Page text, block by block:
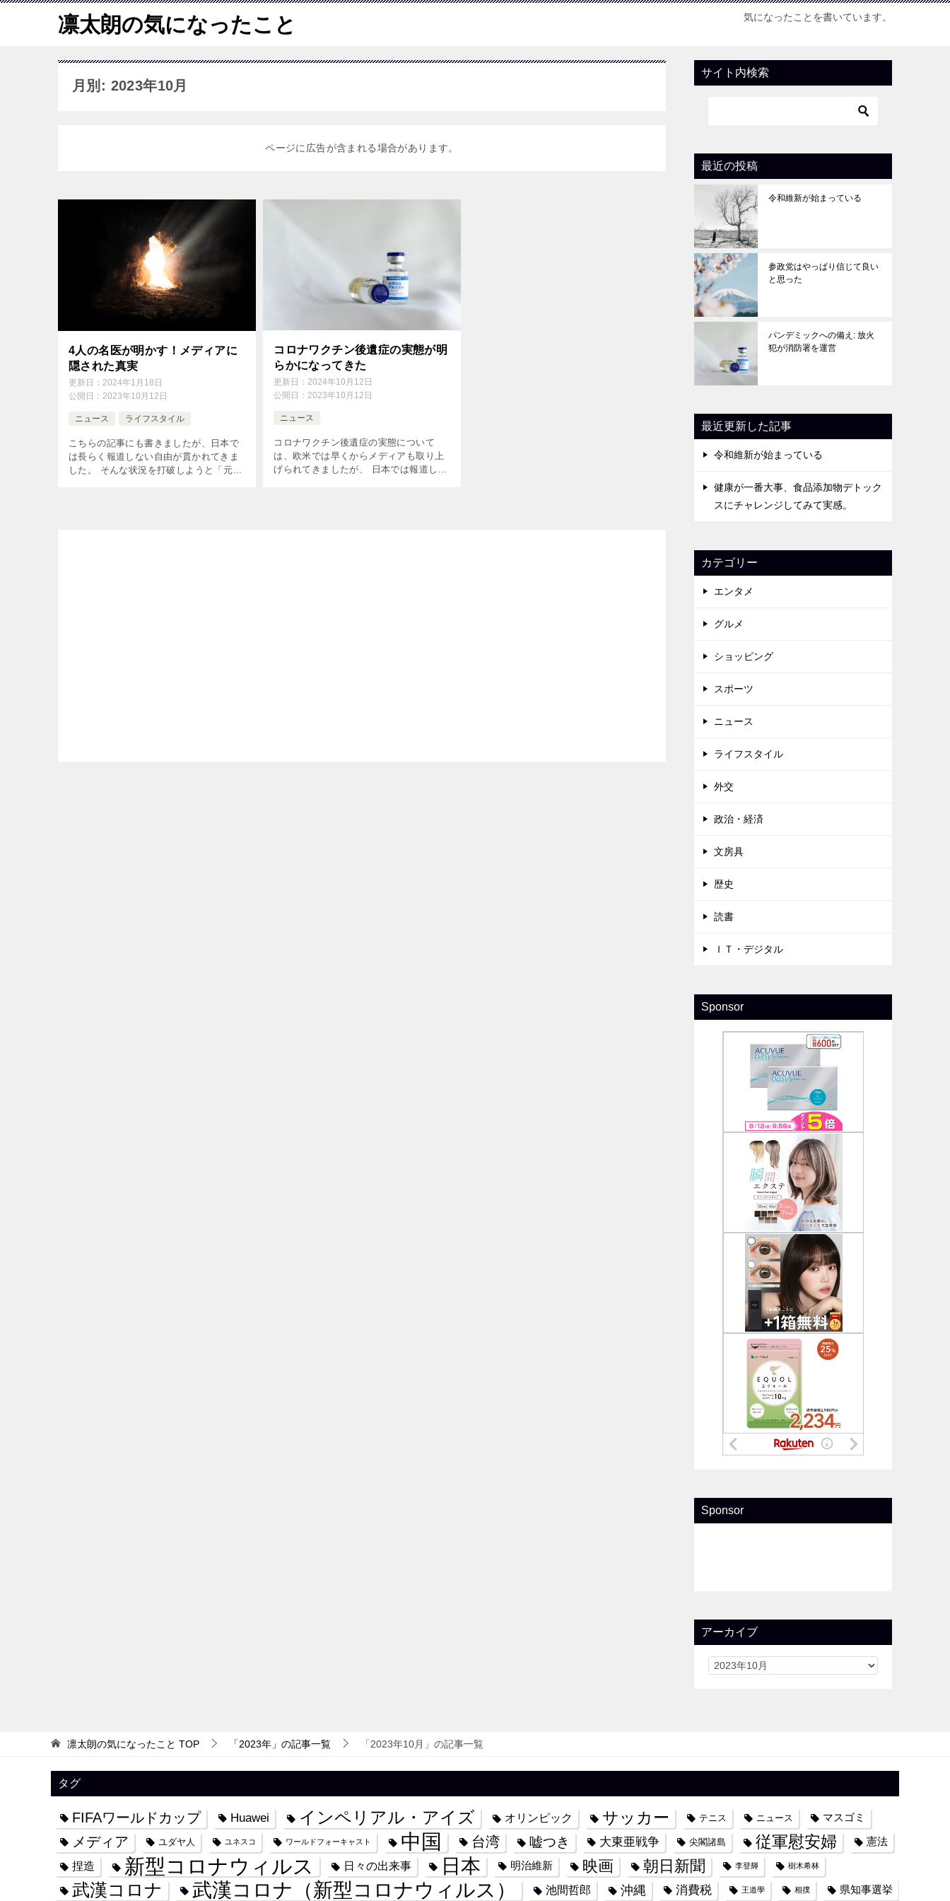
凛太朗の気になったこと 気になったことを書いています。
月別: 2023年10月
ページに広告が含まれる場合があります。
4人の名医が明かす！メディアに
隠された真実
更新日： 2024年1月18日
公開日： 2023年10月12日
ニュース ライフスタイル
こちらの記事にも書きましたが、日本で
は長らく報道しない自由が貫かれてきま
した。 そんな状況を打破しようと「元気
コロナワクチン後遺症の実態が明
らかになってきた
更新日：2024年10月12日
公開日：2023年10月12日
ニュース
コロナワクチン後遺症の実態について
は、欧米では早くからメディアも取り上
げられてきましたが、 日本では報道しな
サイト内検索
最近の投稿
令和維新が始まっている
参政党はやっぱり信じて良い
と思った
パンデミックへの備え: 放火
犯が消防署を運営
最近更新した記事
令和維新が始まっている
健康が一番大事、食品添加物デトック
スにチャレンジしてみて実感。
カテゴリー
エンタメ
グルメ
ショッピング
スポーツ
ニュース
ライフスタイル
外交
政治・経済
文房具
歴史
読書
ＩＴ・デジタル
Sponsor
Sponsor
アーカイブ
凛太朗の気になったこと TOP 「2023年」の記事一覧 「2023年10月」の記事一覧
タグ
FIFAワールドカップ Huawei インペリアル・アイズ オリンピック サッカー テニス ニュース マスゴミ
メディア ユダヤ人 ユネスコ ワールドフォーキャスト 中国 台湾 嘘つき 大東亜戦争 尖閣諸島 従軍慰安婦 憲法
捏造 新型コロナウィルス 日々の出来事 日本 明治維新 映画 朝日新聞 李登輝 樹木希林
武漢コロナ 武漢コロナ（新型コロナウィルス） 池間哲郎 沖縄 消費税 王道學 相撲 県知事選挙